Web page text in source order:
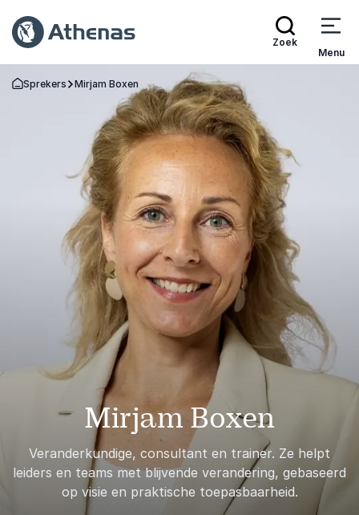
Zoek
Menu
Terug naar de startpagina
Sprekers Mirjam Boxen
Mirjam Boxen
Veranderkundige, consultant en trainer. Ze helpt
leiders en teams met blijvende verandering, gebaseerd
op visie en praktische toepasbaarheid.